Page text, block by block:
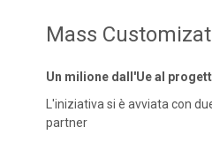
Mass
Un milione dall'Ue al
L'iniziativa si è avviata con
partner